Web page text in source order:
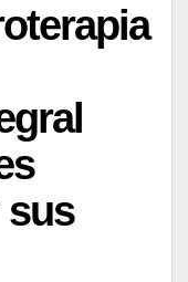
sus